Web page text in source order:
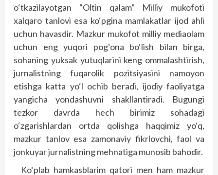
o‘tkazilayotgan “Oltin qalam” Milliy mukofoti
xalqaro tanlovi esa ko‘pgina mamlakatlar ijod ahli
uchun havasdir. Mazkur mukofot milliy mediaolam
uchun eng yuqori pog‘ona bo‘lish bilan birga,
sohaning yuksak yutuqlarini keng ommalashtirish,
jurnalistning fuqarolik pozitsiyasini namoyon
etishga katta yo‘l ochib beradi, ijodiy faoliyatga
yangicha yondashuvni shakllantiradi. Bugungi
tezkor davrda hech birimiz sohadagi
o‘zgarishlardan ortda qolishga haqqimiz yo‘q,
mazkur tanlov esa zamonaviy fikrlovchi, faol va
jonkuyar jurnalistning mehnatiga munosib bahodir.
Ko‘plab hamkasblarim qatori men ham mazkur